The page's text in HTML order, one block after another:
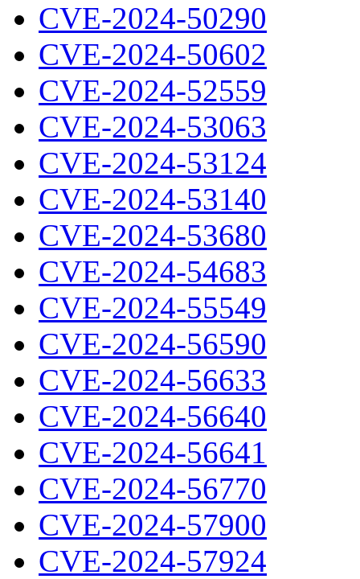
CVE-2024-50290
CVE-2024-50602
CVE-2024-52559
CVE-2024-53063
CVE-2024-53124
CVE-2024-53140
CVE-2024-53680
CVE-2024-54683
CVE-2024-55549
CVE-2024-56590
CVE-2024-56633
CVE-2024-56640
CVE-2024-56641
CVE-2024-56770
CVE-2024-57900
CVE-2024-57924